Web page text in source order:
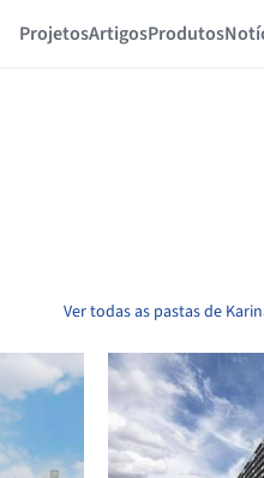
ProjetosArtigosProdutos
Ver todas as pastas de